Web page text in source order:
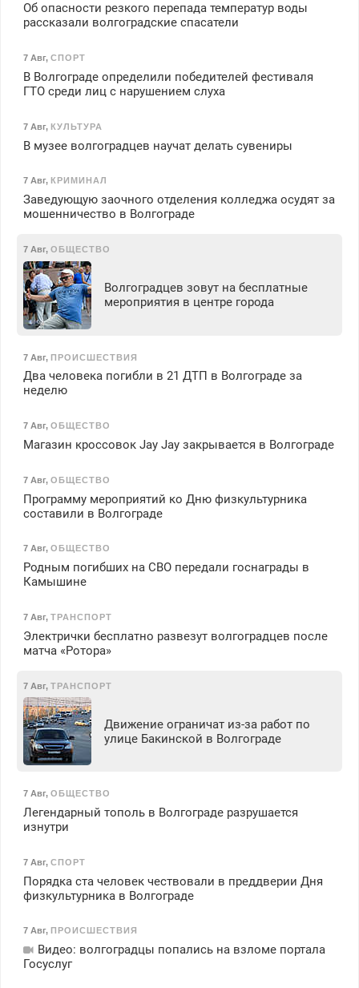
Об опасности резкого перепада температур воды
рассказали волгоградские спасатели
7 Авг, СПОРТ
В Волгограде определили победителей фестиваля
ГТО среди лиц с нарушением слуха
7 Авг, КУЛЬТУРА
В музее волгоградцев научат делать сувениры
7 Авг, КРИМИНАЛ
Заведующую заочного отделения колледжа осудят за
мошенничество в Волгограде
7 Авг, ОБЩЕСТВО
Волгоградцев зовут на бесплатные
мероприятия в центре города
7 Авг, ПРОИСШЕСТВИЯ
Два человека погибли в 21 ДТП в Волгограде за
неделю
7 Авг, ОБЩЕСТВО
Магазин кроссовок Jay Jay закрывается в Волгограде
7 Авг, ОБЩЕСТВО
Программу мероприятий ко Дню физкультурника
составили в Волгограде
7 Авг, ОБЩЕСТВО
Родным погибших на СВО передали госнаграды в
Камышине
7 Авг, ТРАНСПОРТ
Электрички бесплатно развезут волгоградцев после
матча «Ротора»
7 Авг, ТРАНСПОРТ
Движение ограничат из-за работ по
улице Бакинской в Волгограде
7 Авг, ОБЩЕСТВО
Легендарный тополь в Волгограде разрушается
изнутри
7 Авг, СПОРТ
Порядка ста человек чествовали в преддверии Дня
физкультурника в Волгограде
7 Авг, ПРОИСШЕСТВИЯ
Видео: волгоградцы попались на взломе портала
Госуслуг